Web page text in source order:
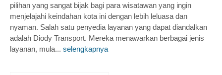
pilihan yang sangat bijak bagi para wisatawan yang ingin
menjelajahi keindahan kota ini dengan lebih leluasa dan
nyaman. Salah satu penyedia layanan yang dapat diandalkan
adalah Diody Transport. Mereka menawarkan berbagai jenis
layanan, mula... selengkapnya